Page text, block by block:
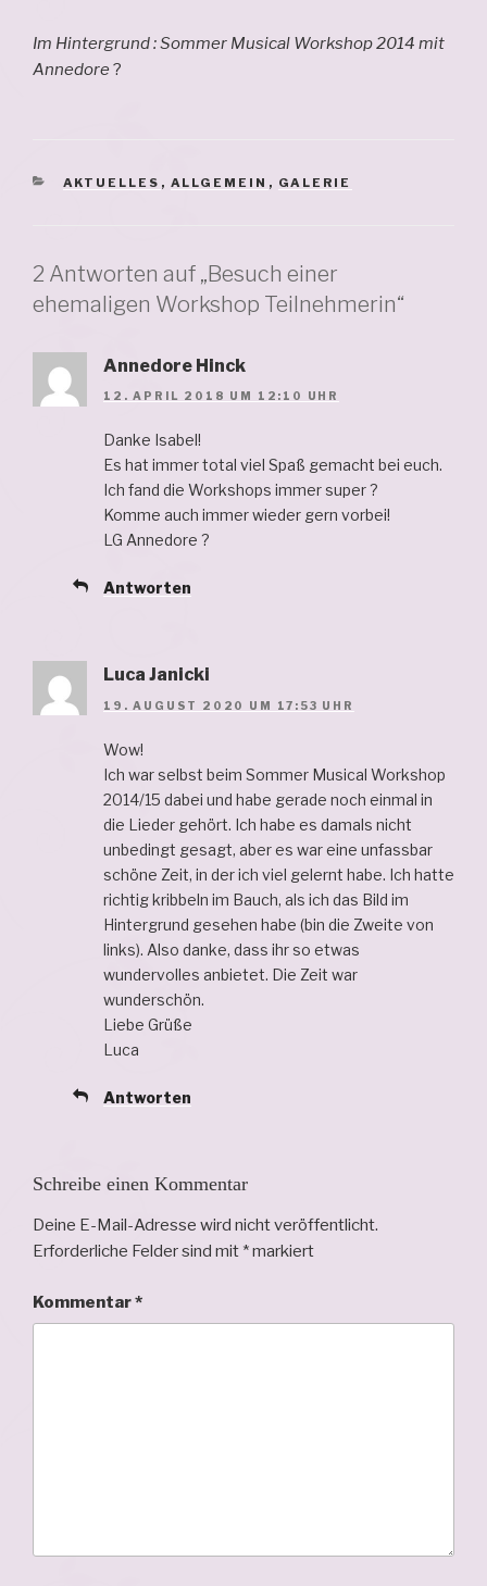
Im Hintergrund : Sommer Musical Workshop 2014 mit
Annedore ?
KATEGORIEN
AKTUELLES , ALLGEMEIN , GALERIE
2 Antworten auf „Besuch einer
ehemaligen Workshop Teilnehmerin“
Annedore Hinck
12. APRIL 2018 UM 12:10 UHR
Danke Isabel!
Es hat immer total viel Spaß gemacht bei euch.
Ich fand die Workshops immer super ?
Komme auch immer wieder gern vorbei!
LG Annedore ?
Antworten
Luca Janicki
19. AUGUST 2020 UM 17:53 UHR
Wow!
Ich war selbst beim Sommer Musical Workshop
2014/15 dabei und habe gerade noch einmal in
die Lieder gehört. Ich habe es damals nicht
unbedingt gesagt, aber es war eine unfassbar
schöne Zeit, in der ich viel gelernt habe. Ich hatte
richtig kribbeln im Bauch, als ich das Bild im
Hintergrund gesehen habe (bin die Zweite von
links). Also danke, dass ihr so etwas
wundervolles anbietet. Die Zeit war
wunderschön.
Liebe Grüße
Luca
Antworten
Schreibe einen Kommentar
Deine E-Mail-Adresse wird nicht veröffentlicht.
Erforderliche Felder sind mit *markiert
Kommentar*